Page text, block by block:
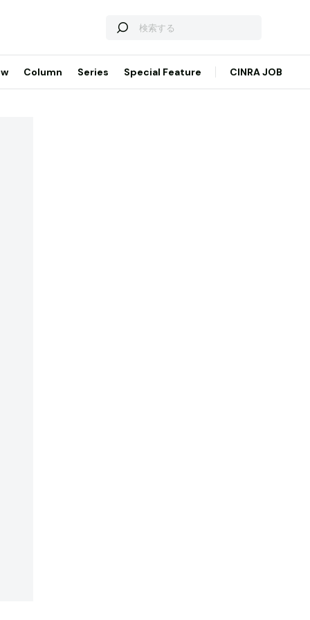
Column Series Special Feature CINRA JOB